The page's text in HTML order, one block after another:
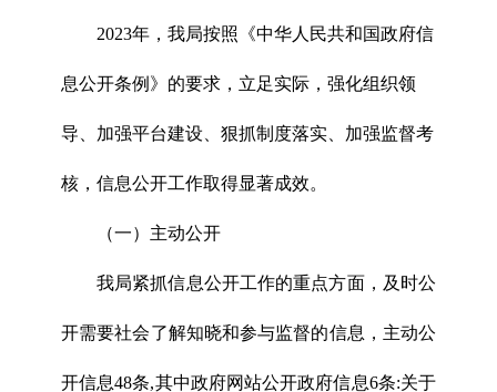
2023年，我局按照《中华人民共和国政府信
息公开条例》的要求，立足实际，强化组织领
导、加强平台建设、狠抓制度落实、加强监督考
核，信息公开工作取得显著成效。
（一）主动公开
我局紧抓信息公开工作的重点方面，及时公
开需要社会了解知晓和参与监督的信息，主动公
开信息48条,其中政府网站公开政府信息6条:关于